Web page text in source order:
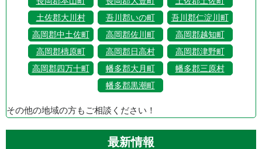
土佐郡大川村
吾川郡いの町
吾川郡仁淀川町
高岡郡中土佐町
高岡郡佐川町
高岡郡越知町
高岡郡檮原町
高岡郡日高村
高岡郡津野町
高岡郡四万十町
幡多郡大月町
幡多郡三原村
幡多郡黒潮町
その他の地域の方もご相談ください！
最新情報